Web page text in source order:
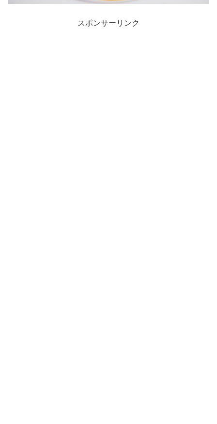
スポンサーリンク